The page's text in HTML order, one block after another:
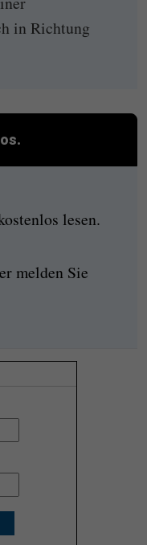
in Richtung
lesen.
melden Sie